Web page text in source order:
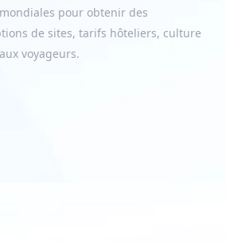
pour obtenir des
de sites, tarifs hôteliers, culture
voyageurs.